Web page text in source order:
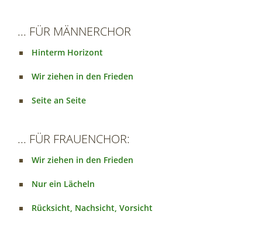
... FÜR MÄNNERCHOR
Hinterm Horizont
Wir ziehen in den Frieden
Seite an Seite
... FÜR FRAUENCHOR:
Wir ziehen in den Frieden
Nur ein Lächeln
Rücksicht, Nachsicht, Vorsicht